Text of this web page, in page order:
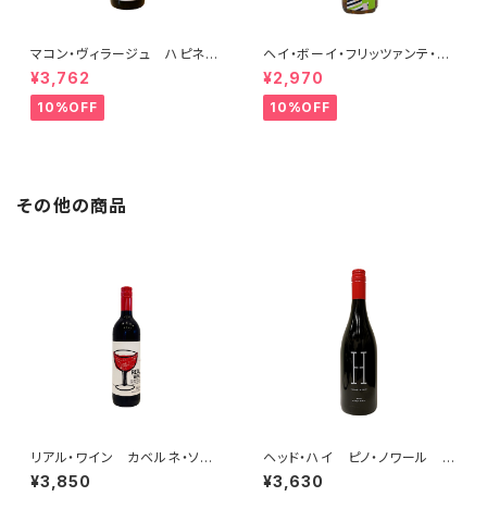
マコン・ヴィラージュ ハピネ
ス 2023 ブレノ・ベランジェ
¥3,762
10%OFF
ヘイ・ボーイ・フリッツァンテ・ビ
アンコ 2022 オールド・ボー
イ
¥2,970
10%OFF
その他の商品
リアル・ワイン カベルネ・ソー
ヴィニヨン 2021
¥3,850
ヘッド・ハイ ピノ・ノワール ソ
ノマ・カウンティ 2022
¥3,630